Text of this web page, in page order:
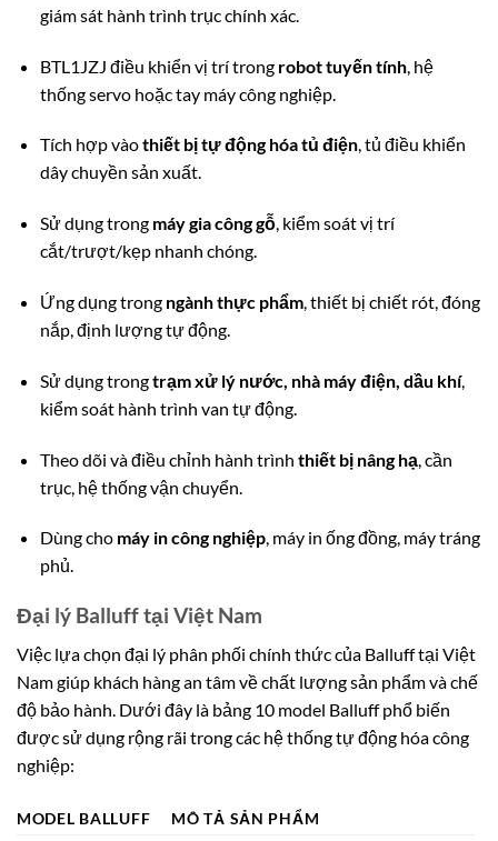
giám sát hành trình trục chính xác.
BTL1JZJ điều khiển vị trí trong robot tuyến tính, hệ
thống servo hoặc tay máy công nghiệp.
Tích hợp vàothiết bị tự động hóa tủ điện,tủ điều khiển
dây chuyền sản xuất.
Sử dụng trong máy gia công gỗ,kiểm soát vị trí
cắt/trượt/kẹp nhanh chóng.
Ứng dụng trong ngành thực phẩm, thiết bị chiết rót, đóng
nắp, định lượng tự động.
Sử dụng trongtrạm xử lý nước, nhà máy điện, dầu khí,
kiểm soát hành trình van tự động.
Theo dõi và điều chỉnh hành trình thiết bị nâng hạ , cần
trục, hệ thống vận chuyển.
Dùng cho máy in công nghiệp, máy in ống đồng, máy tráng
phủ.
Đại lý Balluff tại Việt Nam
Việc lựa chọn đại lý phân phối chính thức của Balluff tại Việt
Nam giúp khách hàng an tâm về chất lượng sản phẩm và chế
độ bảo hành. Dưới đây là bảng 10 model Balluff phổ biến
được sử dụng rộng rãi trong các hệ thống tự động hóa công
nghiệp:
MODEL BALLUFF
MÔ TẢ SẢN PHẨM